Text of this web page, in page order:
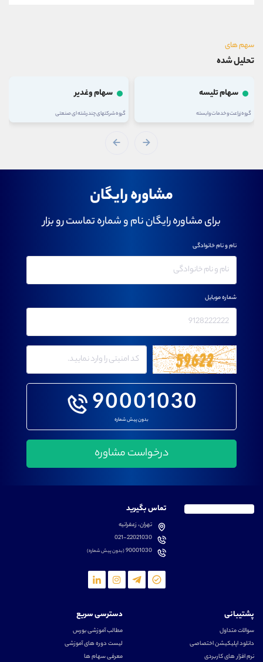
سهم های
تحلیل شده
سهام تلیسه
گروه زراعت و خدمات وابسته
سهام وغدیر
گروه شرکتهای چند رشته ای صنعتی
مشاوره رایگان
برای مشاوره رایگان نام و شماره تماست رو بزار
90001030
بدون پیش شماره
نام و نام خانوادگی
شماره موبایل
تماس بگیرید
تهران، زعفرانیه
021-22021030
90001030(بدون پیش شماره)
پشتیبانی
سوالات متداول
دانلود اپلیکیشن اختصاصی
نرم افزار های کاربردی
دسترسی سریع
مطالب آموزشی بورس
لیست دوره های آموزشی
معرفی سهام ها